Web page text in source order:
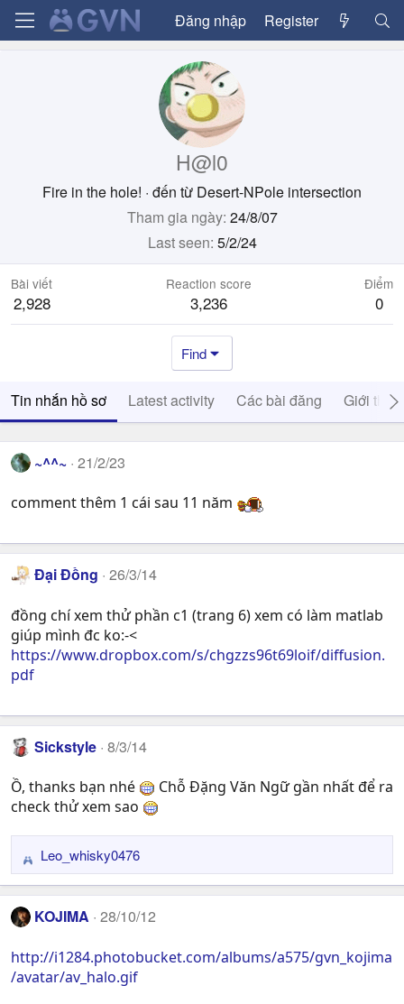
Đăng nhập Register
H@l0
Fire in the hole! · đến từ Desert-NPole intersection
Tham gia ngày 24/8/07
Last seen 5/2/24
Bài viết
2,928
Reaction score
3,236
Điểm
0
Find
Tin nhắn hồ sơ Latest activity Các bài đăng Giới thiệu
~^^~ 21/2/23
comment thêm 1 cái sau 11 năm
Đại Đồng 26/3/14
đồng chí xem thử phần c1 (trang 6) xem có làm matlab
giúp mình đc ko:-<
https://www.dropbox.com/s/chgzzs96t69loif/diffusion.
pdf
Sickstyle 8/3/14
Ồ, thanks bạn nhé
Chỗ Đặng Văn Ngữ gần nhất để ra
check thử xem sao
R
e
a
c
i
o
Leo_whisky0476
KOJIMA 28/10/12
http://i1284.photobucket.com/albums/a575/gvn_kojima
/avatar/av_halo.gif